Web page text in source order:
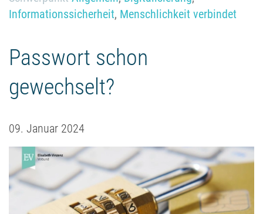
Informationssicherheit, Menschlichkeit verbindet
Passwort schon
gewechselt?
09. Januar 2024